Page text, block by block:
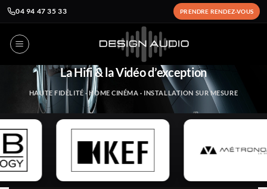
04 94 47 35 33 PRENDRE RENDEZ-VOUS
La Hifi & la Vidéo d’exception
HAUTE FIDÉLITÉ · HOME CINÉMA · INSTALLATION SUR MESURE